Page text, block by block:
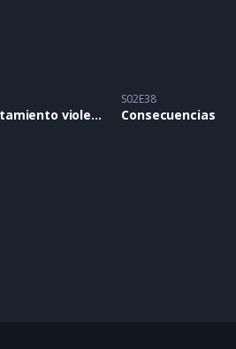
Enfrentamiento violento
S02E38
Consecuencias